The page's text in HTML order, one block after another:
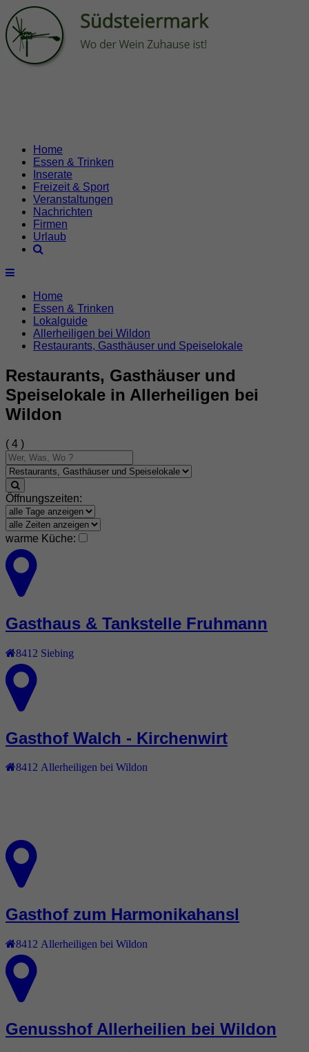
Home
Essen & Trinken
Inserate
Freizeit & Sport
Veranstaltungen
Nachrichten
Firmen
Urlaub
Home
Essen & Trinken
Lokalguide
Allerheiligen bei Wildon
Restaurants, Gasthäuser und Speiselokale
Restaurants, Gasthäuser und
Speiselokale in Allerheiligen bei
Wildon
( 4 )
Öffnungszeiten:
warme Küche:
Gasthaus & Tankstelle Fruhmann
8412 Siebing
Gasthof Walch - Kirchenwirt
8412 Allerheiligen bei Wildon
Gasthof zum Harmonikahansl
8412 Allerheiligen bei Wildon
Genusshof Allerheilien bei Wildon